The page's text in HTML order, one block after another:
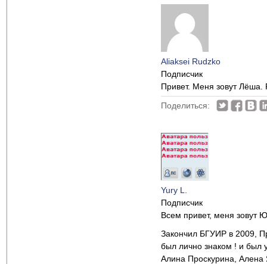
Aliaksei Rudzko
Подписчик
Привет. Меня зовут
Поделиться:
Yury L.
Подписчик
Всем привет, меня зовут
Закончил БГУИР в 2009,
был лично знаком ! и был
Алина Проскурина,